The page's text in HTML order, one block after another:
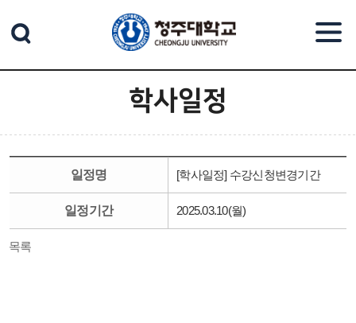
학사일정
일정명 [학사일정] 수강신청변경기간
일정기간 2025.03.10(월)
목록